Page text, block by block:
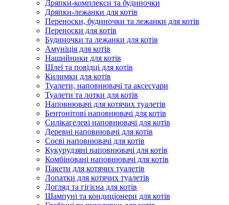
Дряпки-комплекси та будиночки
Дряпки-лежанки для котів
Переноски, будиночки та лежанки для котів
Переноски для котів
Будиночки та лежанки для котів
Амуніція для котів
Нашийники для котів
Шлеї та повідці для котів
Килимки для котів
Туалети, наповнювачі та аксесуари
Туалети та лотки для котів
Наповнювачі для котячих туалетів
Бентонітові наповнювачі для котів
Силікагелеві наповнювачі для котів
Деревні наповнювачі для котів
Соєві наповнювачі для котів
Кукурудзяні наповнювачі для котів
Комбіновані наповнювачі для котів
Пакети для котячих туалетів
Лопатки для котячих туалетів
Догляд та гігієна для котів
Шампуні та кондиціонери для котів